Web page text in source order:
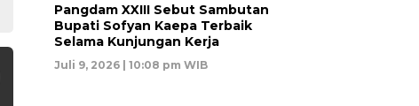
Pangdam XXIII Sebut Sambutan
Bupati Sofyan Kaepa Terbaik
Selama Kunjungan Kerja
Juli 9, 2026 | 10:08 pm WIB